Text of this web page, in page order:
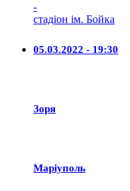
-
стадіон ім. Бойка
05.03.2022 - 19:30
Зоря
Маріуполь